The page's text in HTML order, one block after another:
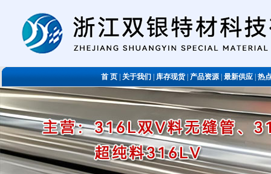
首 页关于我们库存现货|产品资源|最新供应|热